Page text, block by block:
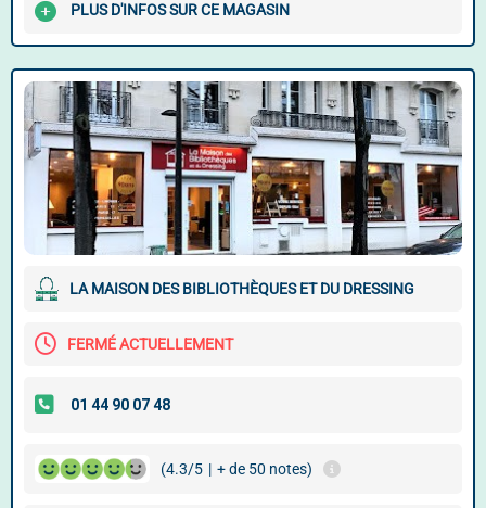
PLUS D'INFOS SUR CE MAGASIN
LA MAISON DES BIBLIOTHÈQUES ET DU DRESSING
FERMÉ ACTUELLEMENT
(4.3/5 | + de 50 notes)